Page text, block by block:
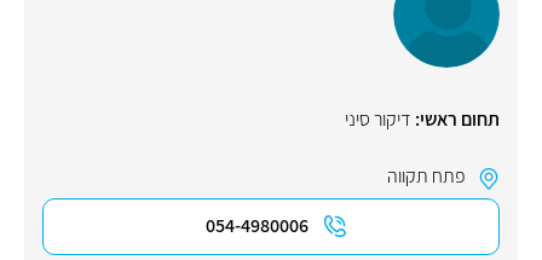
תחום ראשי: דיקור סיני
פתח תקווה
054-4980006